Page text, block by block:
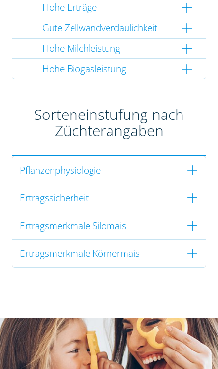
Hohe Erträge
Gute Zellwandverdaulichkeit
Hohe Milchleistung
Hohe Biogasleistung
Sorteneinstufung nach
Züchterangaben
Pflanzenphysiologie
Ertragssicherheit
Ertragsmerkmale Silomais
Ertragsmerkmale Körnermais